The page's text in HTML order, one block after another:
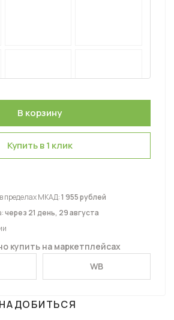
Купить в 1 клик
пределах МКАД:1 955 рублей
через 21 день, 29 августа
купить на маркетплейсах
WB